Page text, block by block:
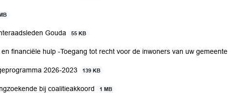
Gouda 55 KB
financiële hulp -Toegang tot recht voor de inwoners van uw gemeente
2026-2023 139 KB
bij coalitieakkoord 1 MB